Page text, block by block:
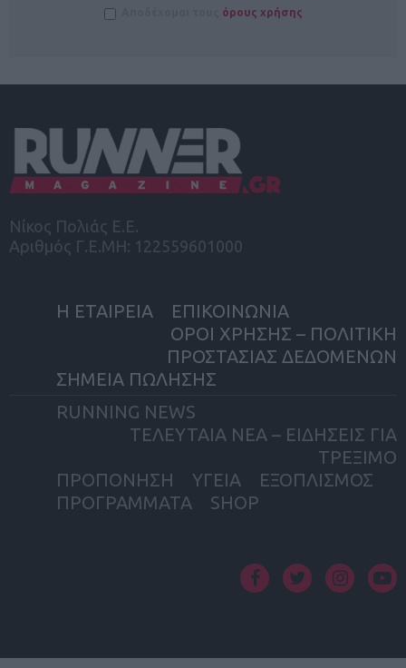
όρους χρήσης
Νίκος Πολιάς Ε.Ε.
Αριθμός Γ.Ε.ΜΗ: 122559601000
Η ΕΤΑΙΡΕΙΑ
ΕΠΙΚΟΙΝΩΝΙΑ
ΟΡΟΙ ΧΡΗΣΗΣ – ΠΟΛΙΤΙΚΗ
ΠΡΟΣΤΑΣΙΑΣ ΔΕΔΟΜΕΝΩΝ
ΣΗΜΕΙΑ ΠΩΛΗΣΗΣ
RUNNING NEWS
ΤΕΛΕΥΤΑΙΑ ΝΕΑ – ΕΙΔΗΣΕΙΣ ΓΙΑ
ΤΡΕΞΙΜΟ
ΠΡΟΠΟΝΗΣΗ
ΥΓΕΙΑ
ΕΞΟΠΛΙΣΜΟΣ
ΠΡΟΓΡΑΜΜΑΤΑ
SHOP